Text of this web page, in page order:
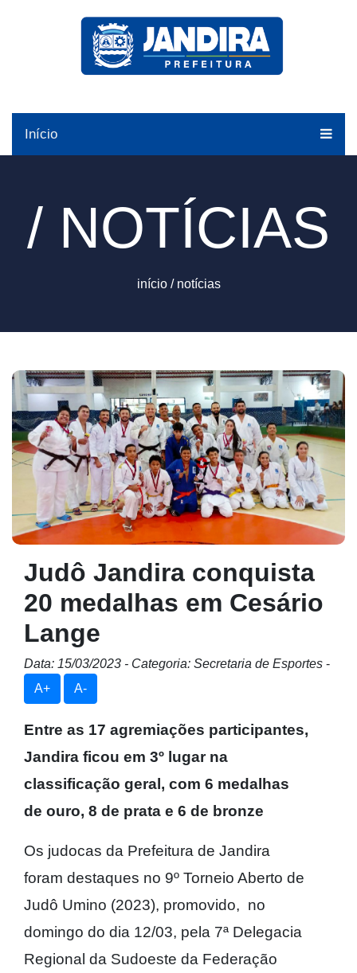
Início
/ NOTÍCIAS
início / notícias
Judô Jandira conquista
20 medalhas em Cesário
Lange
Data: 15/03/2023 - Categoria: Secretaria de Esportes -
A+
A-
Entre as 17 agremiações participantes,
Jandira ficou em 3º lugar na
classificação geral, com 6 medalhas
de ouro, 8 de prata e 6 de bronze
Os judocas da Prefeitura de Jandira
foram destaques no 9º Torneio Aberto de
Judô Umino (2023), promovido, no
domingo do dia 12/03, pela 7ª Delegacia
Regional da Sudoeste da Federação